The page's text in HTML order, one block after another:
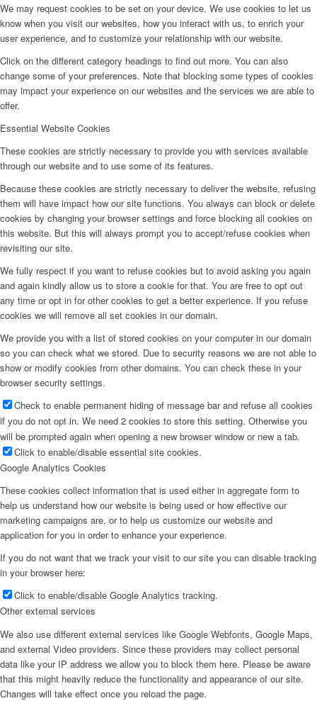
We may request cookies to be set on your device. We use cookies to let us
know when you visit our websites, how you interact with us, to enrich your
user experience, and to customize your relationship with our website.
Click on the different category headings to find out more. You can also
change some of your preferences. Note that blocking some types of cookies
may impact your experience on our websites and the services we are able to
offer.
Essential Website Cookies
These cookies are strictly necessary to provide you with services available
through our website and to use some of its features.
Because these cookies are strictly necessary to deliver the website, refusing
them will have impact how our site functions. You always can block or delete
cookies by changing your browser settings and force blocking all cookies on
this website. But this will always prompt you to accept/refuse cookies when
revisiting our site.
We fully respect if you want to refuse cookies but to avoid asking you again
and again kindly allow us to store a cookie for that. You are free to opt out
any time or opt in for other cookies to get a better experience. If you refuse
cookies we will remove all set cookies in our domain.
We provide you with a list of stored cookies on your computer in our domain
so you can check what we stored. Due to security reasons we are not able to
show or modify cookies from other domains. You can check these in your
browser security settings.
Check to enable permanent hiding of message bar and refuse all cookies
if you do not opt in. We need 2 cookies to store this setting. Otherwise you
will be prompted again when opening a new browser window or new a tab.
Click to enable/disable essential site cookies.
Google Analytics Cookies
These cookies collect information that is used either in aggregate form to
help us understand how our website is being used or how effective our
marketing campaigns are, or to help us customize our website and
application for you in order to enhance your experience.
If you do not want that we track your visit to our site you can disable tracking
in your browser here:
Click to enable/disable Google Analytics tracking.
Other external services
We also use different external services like Google Webfonts, Google Maps,
and external Video providers. Since these providers may collect personal
data like your IP address we allow you to block them here. Please be aware
that this might heavily reduce the functionality and appearance of our site.
Changes will take effect once you reload the page.